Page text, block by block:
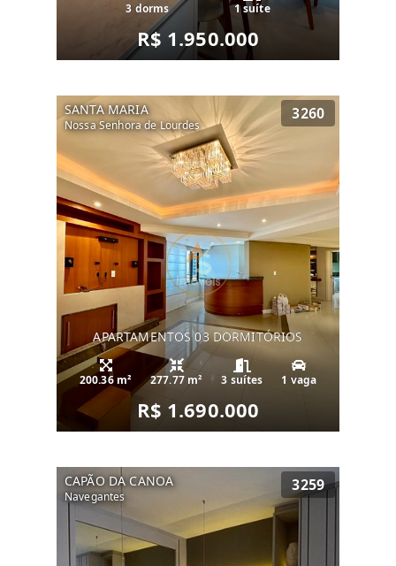
3 dorms 1 suíte
R$ 1.950.000
SANTA MARIA
Nossa Senhora de Lourdes
3260
APARTAMENTOS 03 DORMITÓRIOS
200.36 m² 277.77 m² 3 suítes 1 vaga
R$ 1.690.000
CAPÃO DA CANOA
Navegantes
3259